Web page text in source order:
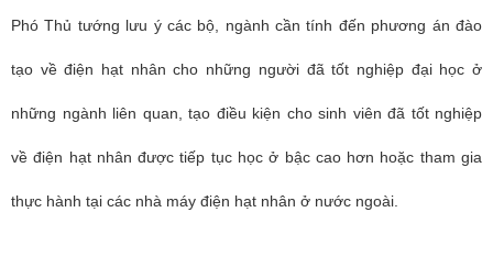
Phó Thủ tướng lưu ý các bộ, ngành cần tính đến phương án đào
tạo về điện hạt nhân cho những người đã tốt nghiệp đại học ở
những ngành liên quan, tạo điều kiện cho sinh viên đã tốt nghiệp
về điện hạt nhân được tiếp tục học ở bậc cao hơn hoặc tham gia
thực hành tại các nhà máy điện hạt nhân ở nước ngoài.